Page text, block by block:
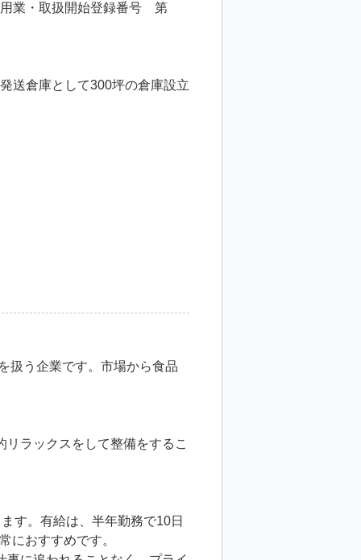
用業・取扱開始登録番号 第
送倉庫として300坪の倉庫設立
扱う企業です。市場から食品
ラックスをして整備をするこ
す。有給は、半年勤務で10日
におすすめです。